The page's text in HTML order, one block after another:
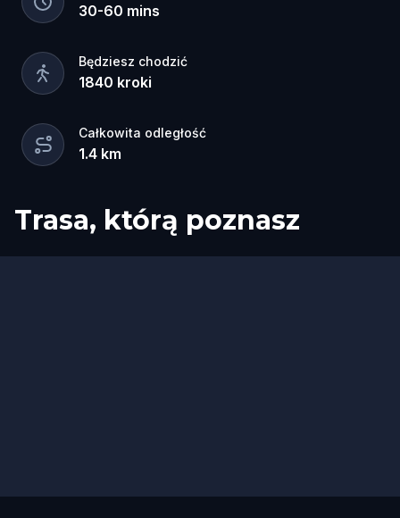
30-60 mins
Będziesz chodzić
1840 kroki
Całkowita odległość
1.4 km
Trasa, którą poznasz
Start
Meta